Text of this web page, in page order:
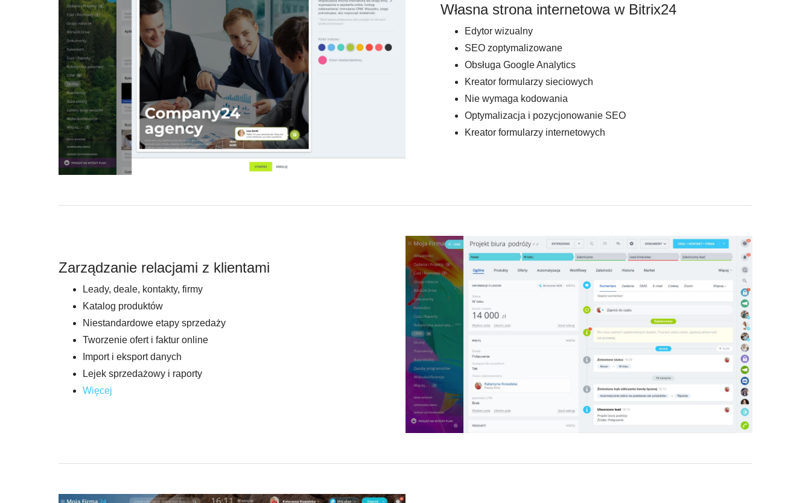
Własna strona internetowa w Bitrix24
Edytor wizualny
SEO zoptymalizowane
Obsługa Google Analytics
Kreator formularzy sieciowych
Nie wymaga kodowania
Optymalizacja i pozycjonowanie SEO
Kreator formularzy internetowych
Zarządzanie relacjami z klientami
Leady, deale, kontakty, firmy
Katalog produktów
Niestandardowe etapy sprzedaży
Tworzenie ofert i faktur online
Import i eksport danych
Lejek sprzedażowy i raporty
Więcej